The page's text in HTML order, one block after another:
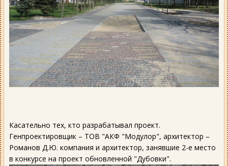
Касательно тех, кто разрабатывал проект.
Генпроектировщик – ТОВ "АКФ "Модулор", архитектор –
Романов Д.Ю. компания и архитектор, занявшие 2-е место
в конкурсе на проект обновленной "Дубовки".